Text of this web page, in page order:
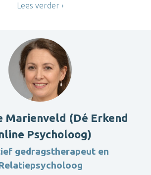
Lees verder
Marienveld (Dé Erkend
Psycholoog)
gedragstherapeut en